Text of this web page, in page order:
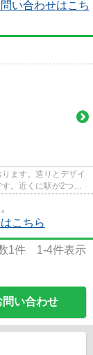
い合わせはこち
ます。造りとデザイ
。近くに駅が2つあ
こちら
1件 1-4件表示
問い合わせ